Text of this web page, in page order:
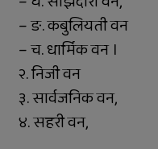
– ङ. कबुलियती वन
– च. धार्मिक वन ।
२. निजी वन
३. सार्वजनिक वन,
४. सहरी वन,